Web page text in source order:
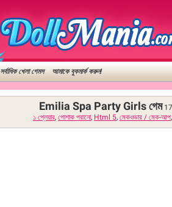
সর্বাধিক খেলা গেমস আমাকে বুকমার্ক করুন!
Emilia Spa Party Girls গেম
১ প্লেয়ার, পোশাক পরানো, Html 5, মেকওভার / মেক-আপ